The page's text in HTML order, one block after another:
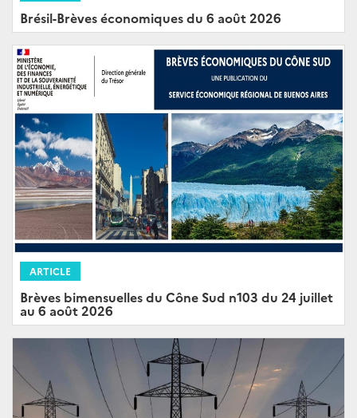
Brésil-Brèves économiques du 6 août 2026
ARTICLE
Brèves bimensuelles du Cône Sud n103 du 24 juillet
au 6 août 2026